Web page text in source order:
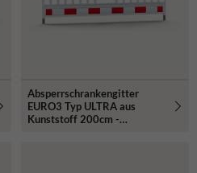
Absperrschrankengitter
EURO3 Typ ULTRA aus
Kunststoff 200cm -